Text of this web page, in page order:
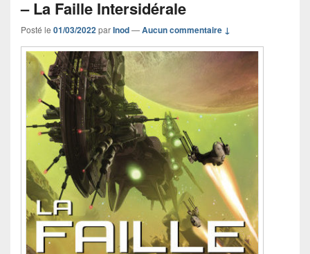
– La Faille Intersidérale
Posté le 01/03/2022parInod—Aucun commentaire ↓